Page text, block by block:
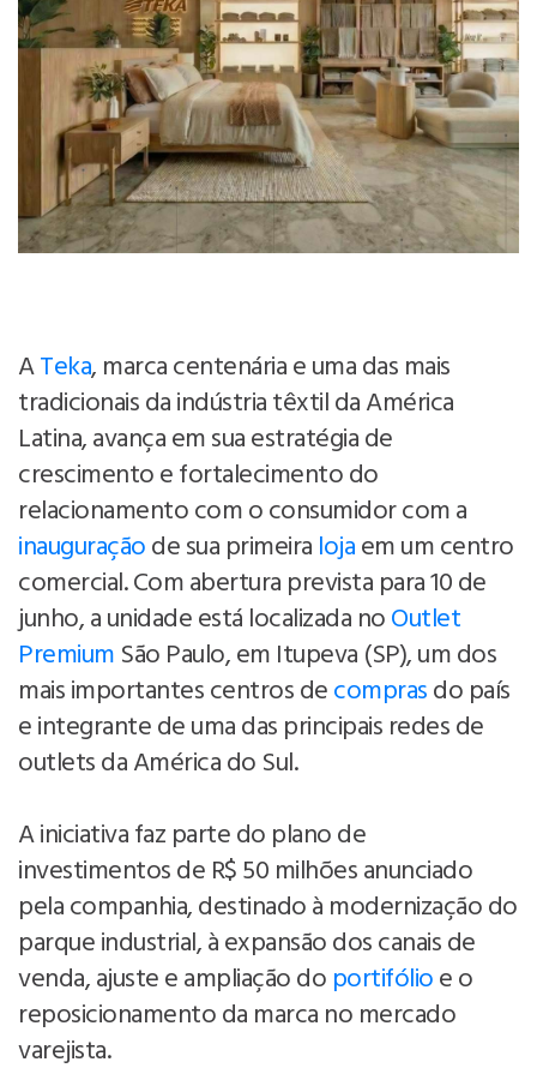
ATeka, marca centenária e uma das mais
tradicionais da indústria têxtil da América
Latina, avança em sua estratégia de
crescimento e fortalecimento do
relacionamento com o consumidor com a
inauguraçãode sua primeira lojaem um centro
comercial. Com abertura prevista para 10 de
junho, a unidade está localizada noOutlet
Premium São Paulo, em Itupeva (SP), um dos
mais importantes centros decomprasdo país
e integrante de uma das principais redes de
outlets da América do Sul.
A iniciativa faz parte do plano de
investimentos de R$ 50 milhões anunciado
pela companhia, destinado à modernização do
parque industrial, à expansão dos canais de
venda, ajuste e ampliação do portifólioe o
reposicionamento da marca no mercado
varejista.